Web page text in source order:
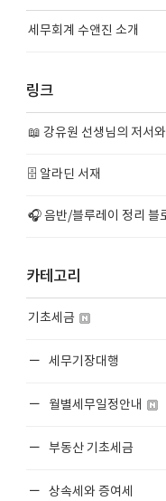
세무회계 수앤진 소개
링크
📖 강유원 선생님의 저서
🗄️ 알라딘 서재
🎧 음반/블루레이 정리 블
카테고리
기초세금
세무기장대행
월별세무일정안내
부동산 기초세금
상속세와 증여세